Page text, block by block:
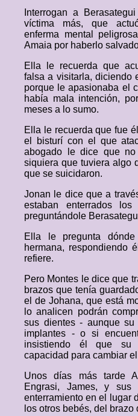
Interrogan a
víctima más, que
enferma mental
Amaia por haberlo
Ella le recuerda que
falsa a visitarla, diciendo
porque le apasionaba el
había mala intención,
meses a lo sumo.
Ella le recuerda que fue
el bisturí con el que
abogado le dice que
siquiera que tuviera algo
que se suicidaron.
Jonan le dice que a
estaban enterrados
preguntándole
Ella le pregunta
hermana, respondiendo
refiere.
Pero Montes le dice que
brazos que tenía
el de Johana, que está
lo analicen podrán
sus dientes - aunque
implantes - o si
insistiendo él que su
capacidad para cambiar
Unos días más tarde
Engrasi, James, y sus
enterramiento en el lugar
los otros bebés, del brazo